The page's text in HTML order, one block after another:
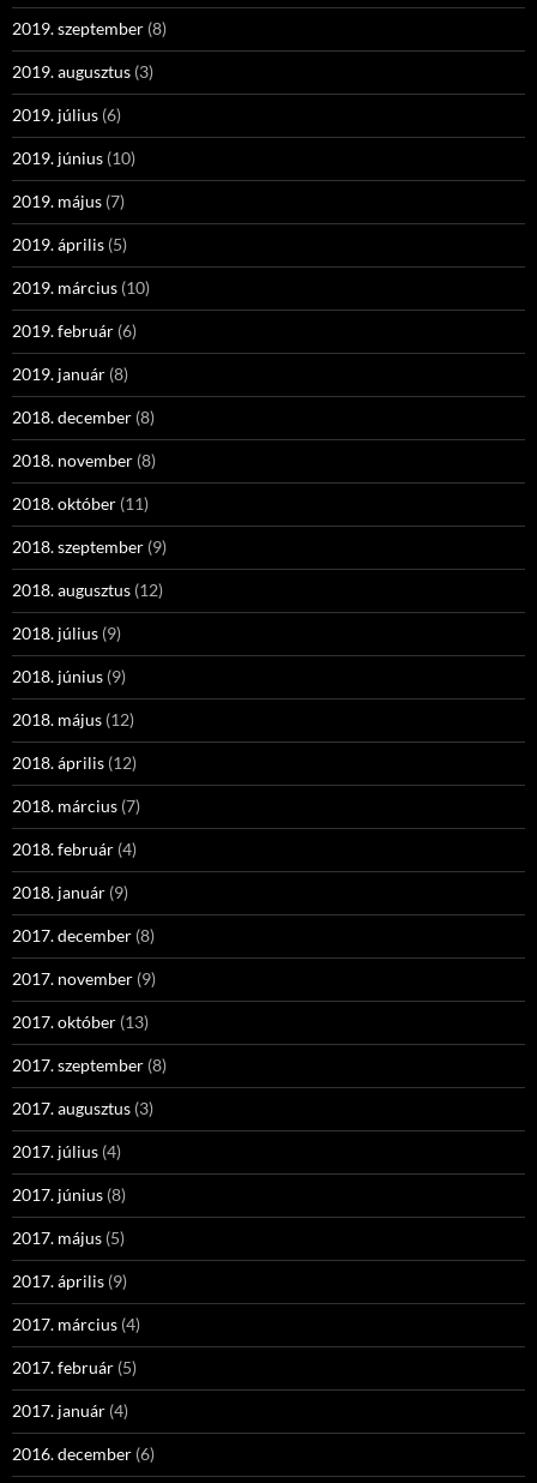
2019. szeptember (8)
2019. augusztus (3)
2019. július (6)
2019. június (10)
2019. május (7)
2019. április (5)
2019. március (10)
2019. február (6)
2019. január (8)
2018. december (8)
2018. november (8)
2018. október (11)
2018. szeptember (9)
2018. augusztus (12)
2018. július (9)
2018. június (9)
2018. május (12)
2018. április (12)
2018. március (7)
2018. február (4)
2018. január (9)
2017. december (8)
2017. november (9)
2017. október (13)
2017. szeptember (8)
2017. augusztus (3)
2017. július (4)
2017. június (8)
2017. május (5)
2017. április (9)
2017. március (4)
2017. február (5)
2017. január (4)
2016. december (6)